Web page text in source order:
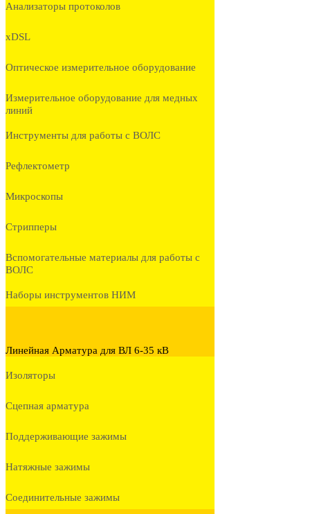
Анализаторы протоколов
xDSL
Оптическое измерительное оборудование
Измерительное оборудование для медных
линий
Инструменты для работы с ВОЛС
Рефлектометр
Микроскопы
Стрипперы
Вспомогательные материалы для работы с
ВОЛС
Наборы инструментов НИМ
Линейная Арматура для ВЛ 6-35 кВ
Изоляторы
Сцепная арматура
Поддерживающие зажимы
Натяжные зажимы
Соединительные зажимы